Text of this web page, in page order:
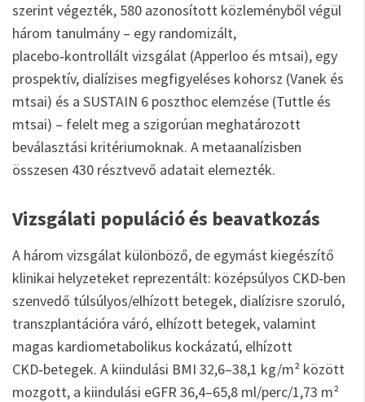
szerint végezték, 580 azonosított közleményből végül
három tanulmány – egy randomizált,
placebo‑kontrollált vizsgálat (Apperloo és mtsai), egy
prospektív, dialízises megfigyeléses kohorsz (Vanek és
mtsai) és a SUSTAIN 6 poszthoc elemzése (Tuttle és
mtsai) – felelt meg a szigorúan meghatározott
beválasztási kritériumoknak. A metaanalízisben
összesen 430 résztvevő adatait elemezték.
Vizsgálati populáció és beavatkozás
A három vizsgálat különböző, de egymást kiegészítő
klinikai helyzeteket reprezentált: középsúlyos CKD‑ben
szenvedő túlsúlyos/elhízott betegek, dialízisre szoruló,
transzplantációra váró, elhízott betegek, valamint
magas kardiometabolikus kockázatú, elhízott
CKD‑betegek. A kiindulási BMI 32,6–38,1 kg/m² között
mozgott, a kiindulási eGFR 36,4–65,8 ml/perc/1,73 m²